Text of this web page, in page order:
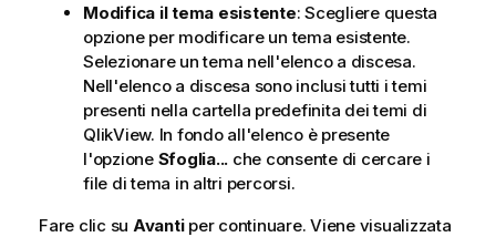
Modifica il tema esistente: Scegliere questa
opzione per modificare un tema esistente.
Selezionare un tema nell'elenco a discesa.
Nell'elenco a discesa sono inclusi tutti i temi
presenti nella cartella predefinita dei temi di
QlikView. In fondo all'elenco è presente
l'opzione Sfoglia... che consente di cercare i
file di tema in altri percorsi.
Fare clic su Avantiper continuare. Viene visualizzata